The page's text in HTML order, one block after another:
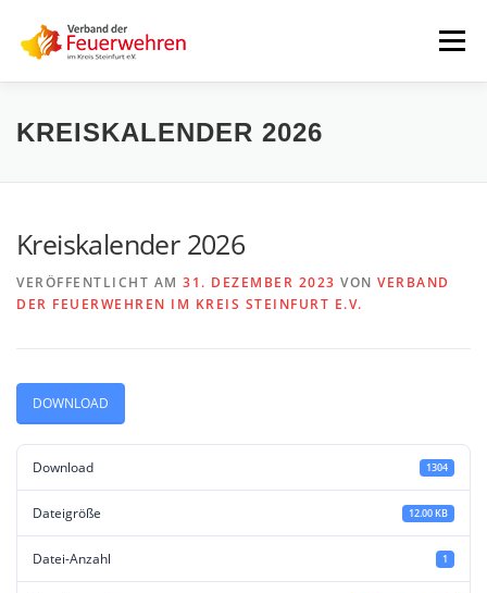
springen
Menü
START AKTUELLES FEUERWEHREN
INTERNER BEREICH
KREISKALENDER 2026
Kreiskalender 2026
VERÖFFENTLICHT AM 31. DEZEMBER 2023 VON VERBAND
DER FEUERWEHREN IM KREIS STEINFURT E.V.
DOWNLOAD
Download 1304
Dateigröße 12.00 KB
Datei-Anzahl 1